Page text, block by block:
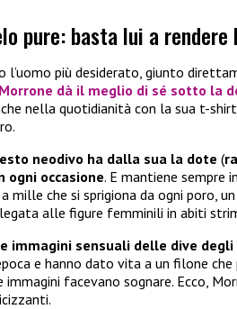
pure: basta lui a
l’uomo più desiderato, giunto
dà il meglio di sé sotto la
nella quotidianità con la sua t-
neodivo ha dalla sua la dote (
ogni occasione. E mantiene sempre
mille che si sprigiona da ogni poro,
alle figure femminili in abiti
immagini sensuali delle dive degli
e hanno dato vita a un filone che
immagini facevano sognare. Ecco,